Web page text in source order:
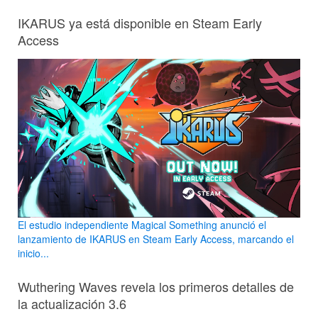
IKARUS ya está disponible en Steam Early
Access
El estudio independiente Magical Something anunció el
lanzamiento de IKARUS en Steam Early Access, marcando el
inicio...
Wuthering Waves revela los primeros detalles de
la actualización 3.6